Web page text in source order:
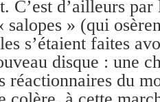
C’est d’ailleurs
salopes » (qui
s’étaient faites
disque : une
réactionnaires du